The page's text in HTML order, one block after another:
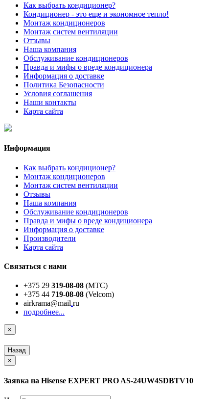
Как выбрать кондиционер?
Кондиционер - это еще и экономное тепло!
Монтаж кондиционеров
Монтаж систем вентиляции
Отзывы
Наша компания
Обслуживание кондиционеров
Правда и мифы о вреде кондиционера
Информация о доставке
Политика Безопасности
Условия соглашения
Наши контакты
Карта сайта
Информация
Как выбрать кондиционер?
Монтаж кондиционеров
Монтаж систем вентиляции
Отзывы
Наша компания
Обслуживание кондиционеров
Правда и мифы о вреде кондиционера
Информация о доставке
Производители
Карта сайта
Связаться с нами
+375 29 319-08-08 (МТС)
+375 44 719-08-08 (Velcom)
airkrama@mail.ru
подробнее...
×
Назад
×
Заявка на Hisense EXPERT PRO AS-24UW4SDBTV10